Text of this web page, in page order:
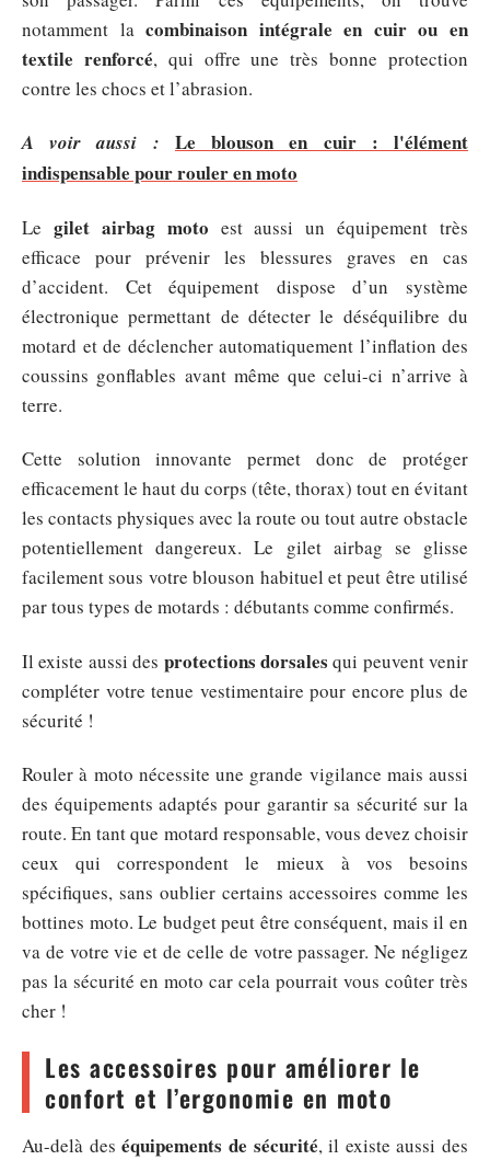
notamment lacombinaison intégrale en cuir ou en
textile renforcé, qui offre une très bonne protection
contre les chocs et l’abrasion.
A voir aussi :
Le blouson en cuir : l'élément
indispensable pour rouler en moto
Le gilet airbag moto est aussi un équipement très
efficace pour prévenir les blessures graves en cas
d’accident. Cet équipement dispose d’un système
électronique permettant de détecter le déséquilibre du
motard et de déclencher automatiquement l’inflation des
coussins gonflables avant même que celui-ci n’arrive à
terre.
Cette solution innovante permet donc de protéger
efficacement le haut du corps (tête, thorax) tout en évitant
les contacts physiques avec la route ou tout autre obstacle
potentiellement dangereux. Le gilet airbag se glisse
facilement sous votre blouson habituel et peut être utilisé
par tous types de motards : débutants comme confirmés.
Il existe aussi des protections dorsales qui peuvent venir
compléter votre tenue vestimentaire pour encore plus de
sécurité !
Rouler à moto nécessite une grande vigilance mais aussi
des équipements adaptés pour garantir sa sécurité sur la
route. En tant que motard responsable, vous devez choisir
ceux qui correspondent le mieux à vos besoins
spécifiques, sans oublier certains accessoires comme les
bottines moto. Le budget peut être conséquent, mais il en
va de votre vie et de celle de votre passager. Ne négligez
pas la sécurité en moto car cela pourrait vous coûter très
cher !
Les accessoires pour améliorer le
confort et l’ergonomie en moto
Au-delà deséquipements de sécurité, il existe aussi des